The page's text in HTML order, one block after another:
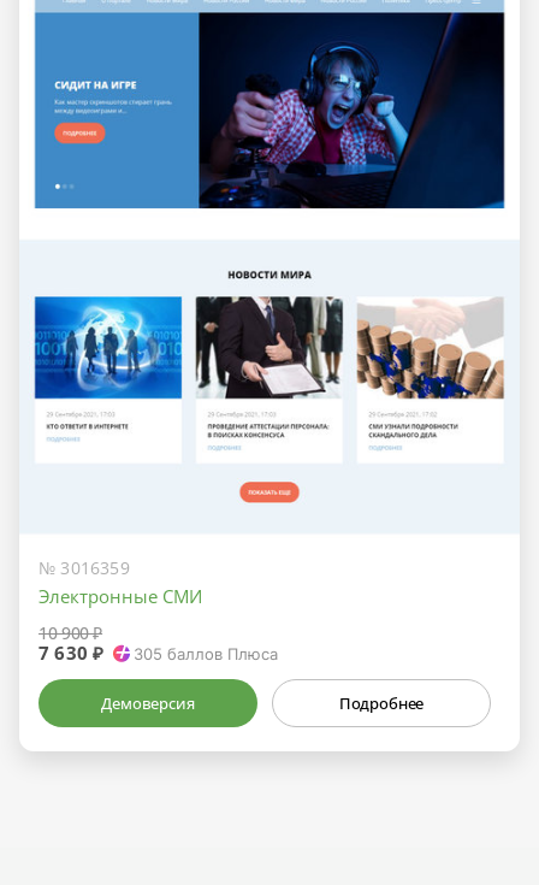
№ 3016359
Электронные СМИ
10 900 ₽
7 630 ₽ 305 баллов Плюса
Демоверсия Подробнее